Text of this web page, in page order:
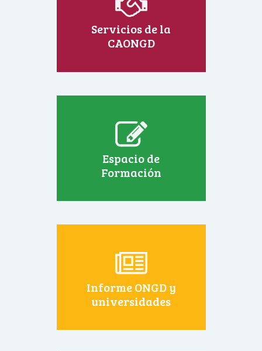
Servicios de la
CAONGD
Espacio de
Formación
Informe ONGD y
universidades